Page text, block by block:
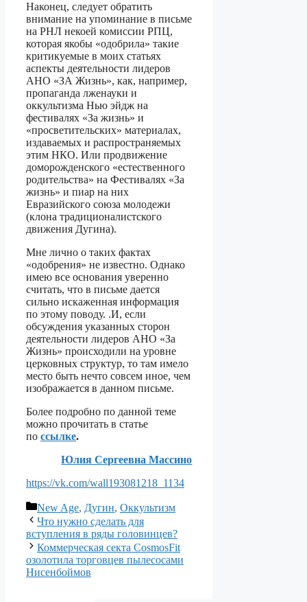
Наконец, следует обратить
внимание на упоминание в письме
на РНЛ некоей комиссии РПЦ,
которая якобы «одобрила» такие
критикуемые в моих статьях
аспекты деятельности лидеров
АНО «ЗА Жизнь», как, например,
пропаганда лженауки и
оккультизма Нью эйдж на
фестивалях «За жизнь» и
«просветительских» материалах,
издаваемых и распространяемых
этим НКО. Или продвижение
доморожденского «естественного
родительства» на Фестивалях «За
жизнь» и пиар на них
Евразийского союза молодежи
(клона традиционалистского
движения Дугина).
Мне лично о таких фактах
«одобрения» не известно. Однако
имею все основания уверенно
считать, что в письме дается
сильно искаженная информация
по этому поводу. .И, если
обсуждения указанных сторон
деятельности лидеров АНО «За
Жизнь» происходили на уровне
церковных структур, то там имело
место быть нечто совсем иное, чем
изображается в данном письме.
Более подробно по данной теме
можно прочитать в статье
по ссылке.
Юлия Сергеевна Массино
https://vk.com/wall193081218_1134
Рубрики
New Age, Дугин, Оккультизм
Что нужно сделать для
вступления в ряды головинцев?
Коммерческая секта CosmosFit
озолотила торговцев пылесосами
Нисенбоймов